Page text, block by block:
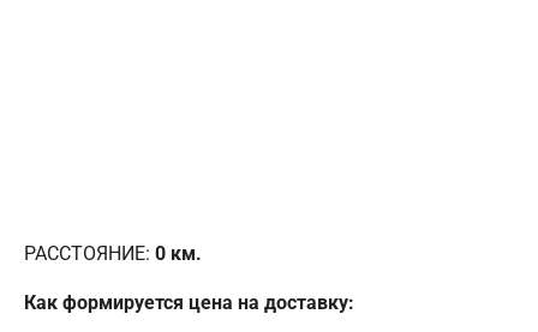
РАССТОЯНИЕ: 0 км.
Как формируется цена на доставку: